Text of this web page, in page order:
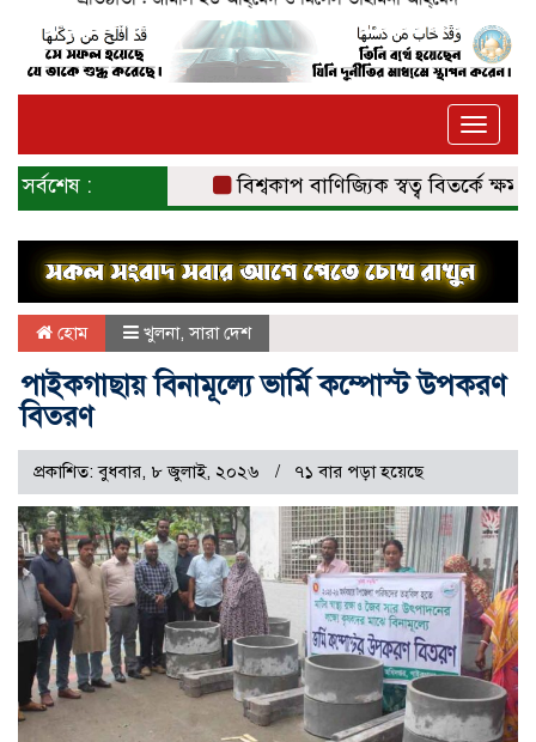
Toggle
সর্বশেষ : বিশ্বকাপ বাণিজ্যিক স্বত্ব বিতর্কে ক্ষমা
হোম খুলনা,সারা দেশ
পাইকগাছায় বিনামূল্যে ভার্মি কম্পোস্ট উপকরণ
বিতরণ
প্রকাশিত: বুধবার, ৮ জুলাই, ২০২৬ ৭১ বার পড়া হয়েছে